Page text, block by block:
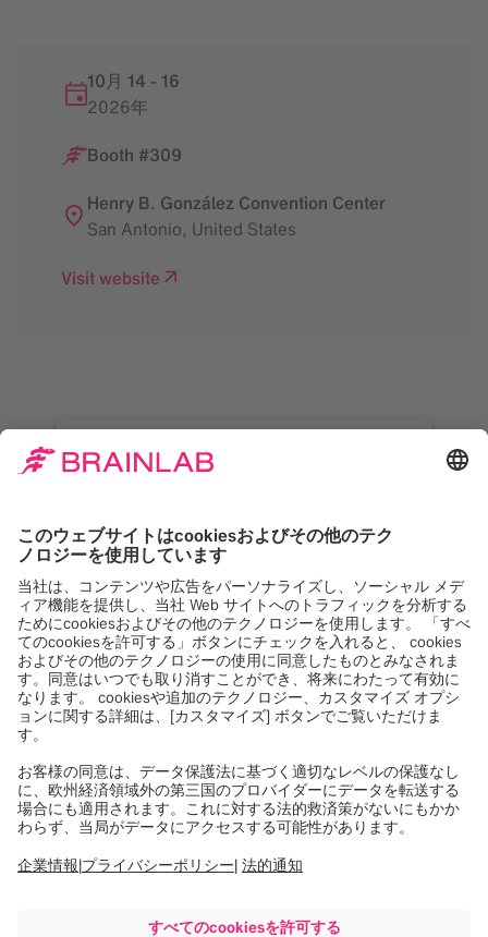
10月 14 - 16
2026年
Booth #309
Henry B. González Convention Center
San Antonio, United States
Visit website
Google Maps サービス
をロードするには同意が
当社は Google Maps, を使用して、お客様のア
クティビティに関するデータを収集する可能性
のあるコンテンツを埋め込みます。このコンテ
ンツを表示するには、詳細を確認し、サービス
に同意してください。
詳しくは
Powered byUsercentrics Consent
Management
See you at NASS 2026
| Booth #309